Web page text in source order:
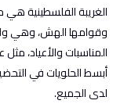
الغريبة الفلسطينية هي
وقوامها الهش، وهي
المناسبات والأعياد،
أبسط الحلويات في
لدى الجميع.